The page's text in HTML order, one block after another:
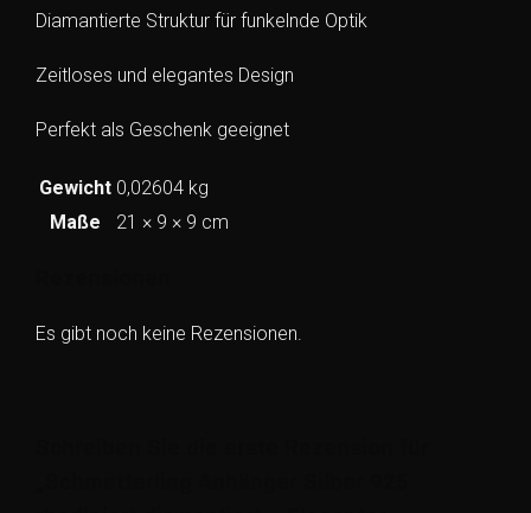
Diamantierte Struktur für funkelnde Optik
Zeitloses und elegantes Design
Perfekt als Geschenk geeignet
Gewicht 0,02604 kg
Maße
21 × 9 × 9 cm
Es gibt noch keine Rezensionen.